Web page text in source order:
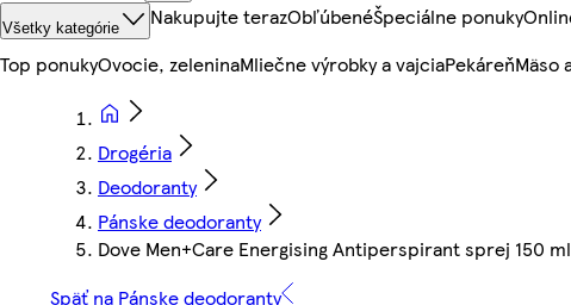
Všetky kategórie Nakupujte terazObľúbenéŠpeciálne ponuky
Top ponukyOvocie, zeleninaMliečne výrobky a vajciaPekáreňMäso
Drogéria
Deodoranty
Pánske deodoranty
Dove Men+Care Energising Antiperspirant sprej 150 ml
Späť na Pánske deodoranty